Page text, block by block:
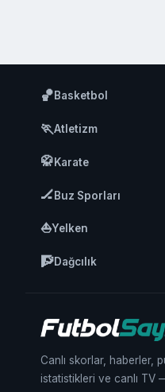
🏀Basketbol
🏃Atletizm
🥋Karate
🏒Buz Sporları
⛵Yelken
🧗Dağcılık
Canlı skorlar, haberler,
istatistikleri ve canlı TV